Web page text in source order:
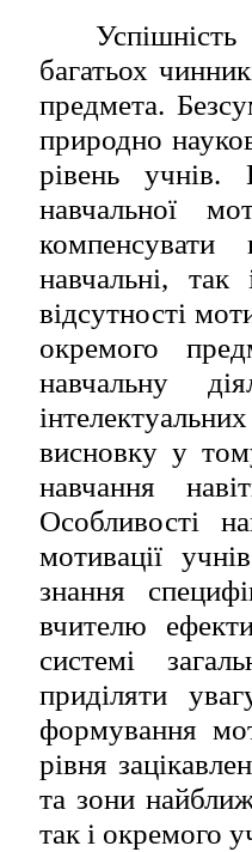
багатьох
предмета.
природно
рівень
навчальної
компенсувати
навчальні,
відсутності
окремого
навчальну
висновку у
навчання
Особливості
мотивації
знання
вчителю
системі
приділяти
формування
рівня
та зони
так і окремого